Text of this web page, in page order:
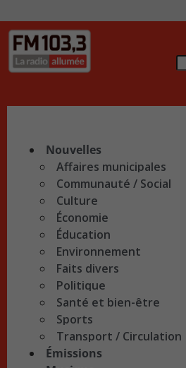
Nouvelles
Affaires municipales
Communauté / Social
Culture
Économie
Éducation
Environnement
Faits divers
Politique
Santé et bien-être
Sports
Transport / Circulation
Émissions